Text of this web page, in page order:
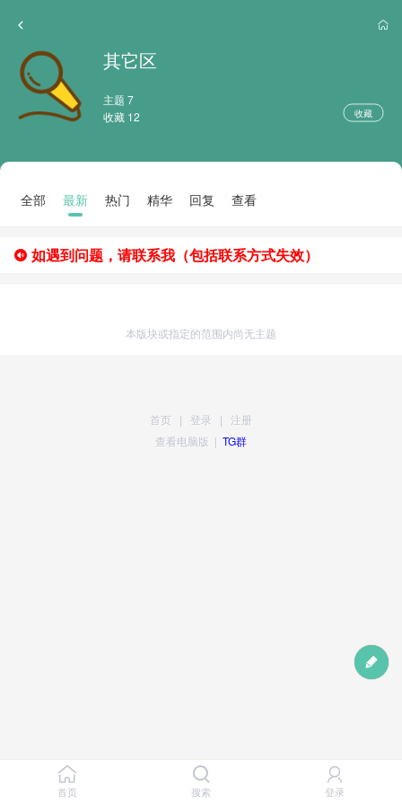
其它区
主题 7
收藏 12
收藏
全部 最新 热门 精华 回复 查看
如遇到问题，请联系我（包括联系方式失效）
本版块或指定的范围内尚无主题
首页 搜索 登录
首页 | 登录 | 注册
查看电脑版 | TG群